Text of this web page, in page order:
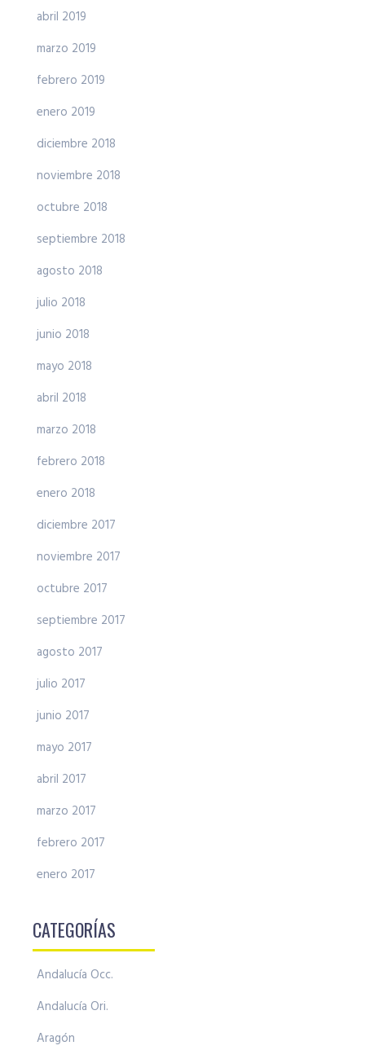
abril 2019
marzo 2019
febrero 2019
enero 2019
diciembre 2018
noviembre 2018
octubre 2018
septiembre 2018
agosto 2018
julio 2018
junio 2018
mayo 2018
abril 2018
marzo 2018
febrero 2018
enero 2018
diciembre 2017
noviembre 2017
octubre 2017
septiembre 2017
agosto 2017
julio 2017
junio 2017
mayo 2017
abril 2017
marzo 2017
febrero 2017
enero 2017
CATEGORÍAS
Andalucía Occ.
Andalucía Ori.
Aragón